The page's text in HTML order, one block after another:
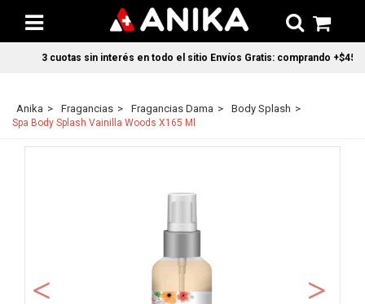
3 cuotas sin interés en todo el sitio Envíos Gratis: comprando
Anika Fragancias Fragancias Dama Body Splash
Spa Body Splash Vainilla Woods X165 Ml